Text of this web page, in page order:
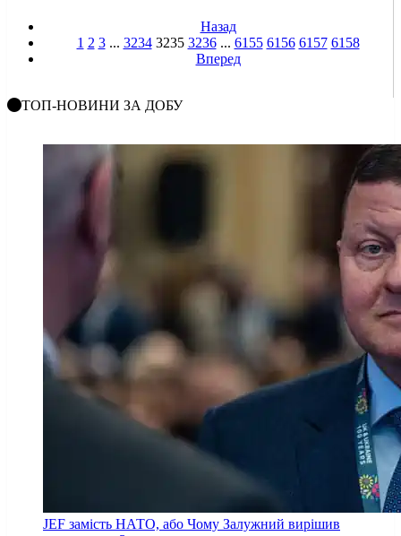
Назад
1 2 3 ... 3234 3235 3236 ... 6155 6156 6157 6158
Вперед
ТОП-НОВИНИ ЗА ДОБУ
JEF замість НАТО, або Чому Залужний вирішив